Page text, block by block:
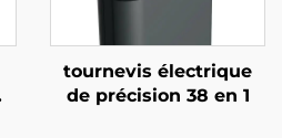
tournevis électrique
de précision 38 en 1